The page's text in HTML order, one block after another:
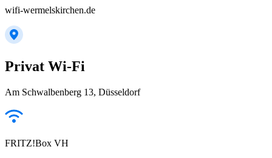
wifi-wermelskirchen.de
Privat Wi-Fi
Am Schwalbenberg 13, Düsseldorf
FRITZ!Box VH